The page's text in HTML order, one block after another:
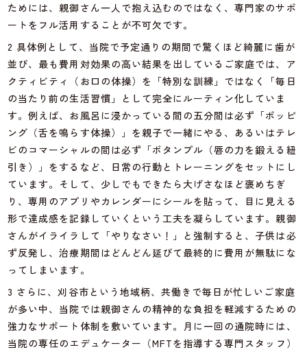
ためには、親御さん一人で抱え込むのではなく、専門家のサポ
ートをフル活用することが不可欠です。
2 具体例として、当院で予定通りの期間で驚くほど綺麗に歯が
並び、最も費用対効果の高い結果を出しているご家庭では、ア
クティビティ（お口の体操）を「特別な訓練」ではなく「毎日
の当たり前の生活習慣」として完全にルーティン化していま
す。例えば、お風呂に浸かっている間の五分間は必ず「ポッピ
ング（舌を鳴らす体操）」を親子で一緒にやる、あるいはテレ
ビのコマーシャルの間は必ず「ボタンプル（唇の力を鍛える紐
引き）」をするなど、日常の行動とトレーニングをセットにし
ています。そして、少しでもできたら大げさなほど褒めちぎ
り、専用のアプリやカレンダーにシールを貼って、目に見える
形で達成感を記録していくという工夫を凝らしています。親御
さんがイライラして「やりなさい！」と強制すると、子供は必
ず反発し、治療期間はどんどん延びて最終的に費用が無駄にな
ってしまいます。
3 さらに、刈谷市という地域柄、共働きで毎日が忙しいご家庭
が多い中、当院では親御さんの精神的な負担を軽減するための
強力なサポート体制を敷いています。月に一回の通院時には、
当院の専任のエデュケーター（MFTを指導する専門スタッフ）